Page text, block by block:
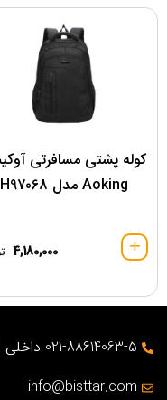
کوله پشتی مسافرتی
Aoking مدل H97068
4,180,000
021-88614063-5 داخلی 108
info@bisttar.com